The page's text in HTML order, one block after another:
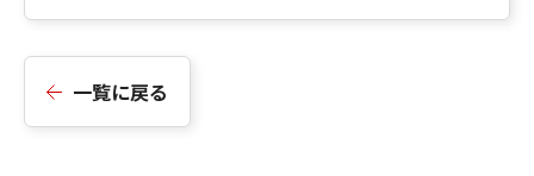
一覧に戻る